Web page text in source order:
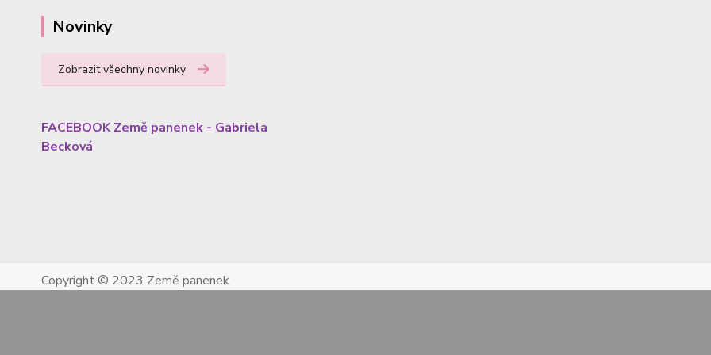
Novinky
Zobrazit všechny novinky
FACEBOOK Země panenek - Gabriela
Becková
Copyright © 2023 Země panenek